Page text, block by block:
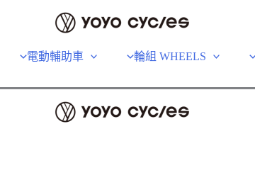
電動輔助車 輪組 WHEELS